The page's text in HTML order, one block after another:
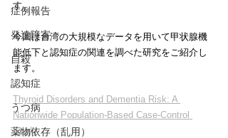
症例報告
発達障害
自殺
認知症
うつ病
薬物依存（乱用）
す。
今回は台湾の大規模なデータを用いて甲状腺機
能低下と認知症の関連を調べた研究をご紹介し
ます。
Thyroid Disorders and Dementia Risk: A
Nationwide Population-Based Case-Control
Study